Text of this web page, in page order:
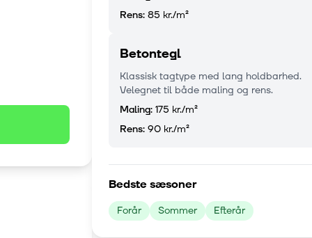
Rens: 85 kr./m²
Betontegl
Klassisk tagtype med lang holdbarhed.
Velegnet til både maling og rens.
Maling: 175 kr./m²
Rens: 90 kr./m²
Bedste sæsoner
Forår Sommer Efterår